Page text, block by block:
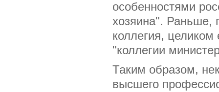
особенностями
хозяина". Раньше,
коллегия,
"коллегии
Таким образом,
высшего